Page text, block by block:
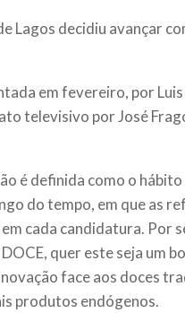
Lagos decidiu avançar
em fevereiro, por Luis
televisivo por José
é definida como o
do tempo, em que as
cada candidatura. Por
quer este seja um
face aos doces
produtos endógenos.